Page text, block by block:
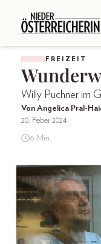
FREIZEIT
Willy Puchner im
Von Angelica Pral-
20. Feber 2024
6 Min.